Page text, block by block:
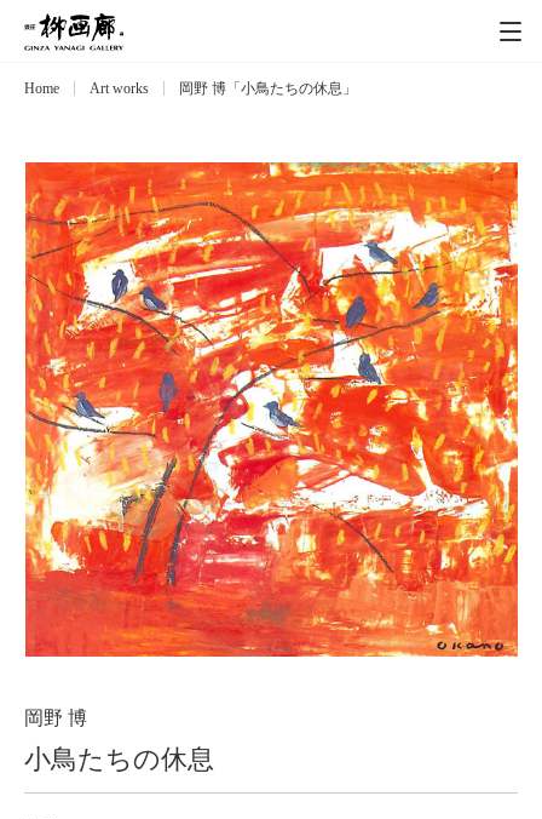
Exhibitions
Event イベント
Artists 作家
Art works 作品一覧
Catalog カタログ
Schedule スケジュール
About 会社案内
Blog ブログ
Contact
Purchase assessment
Home Art works 岡野 博「小鳥たちの休息」
岡野 博
小鳥たちの休息